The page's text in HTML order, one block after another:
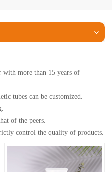
with more than 15 years of
tubes can be customized.
of the peers.
control the quality of products.